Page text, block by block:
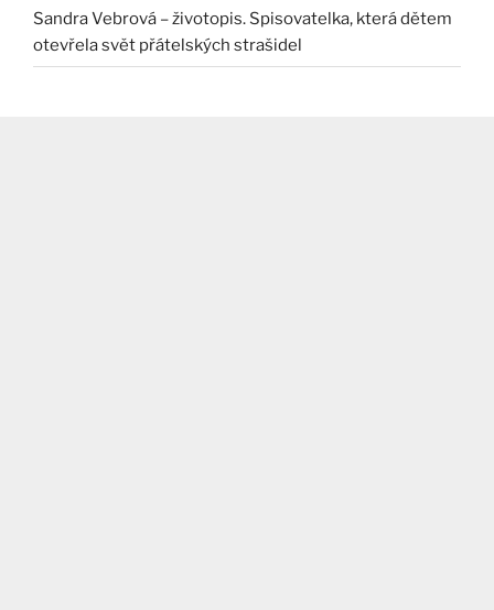
Sandra Vebrová – životopis. Spisovatelka, která dětem
otevřela svět přátelských strašidel